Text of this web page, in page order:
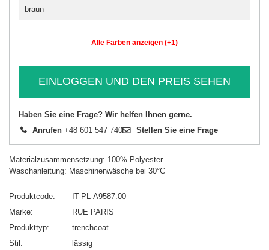
braun
Alle Farben anzeigen (+1)
EINLOGGEN UND DEN PREIS SEHEN
Haben Sie eine Frage? Wir helfen Ihnen gerne.
Anrufen +48 601 547 740 Stellen Sie eine Frage
Materialzusammensetzung: 100% Polyester
Waschanleitung: Maschinenwäsche bei 30°C
Produktcode
IT-PL-A9587.00
Marke
RUE PARIS
Produkttyp
trenchcoat
Stil
lässig